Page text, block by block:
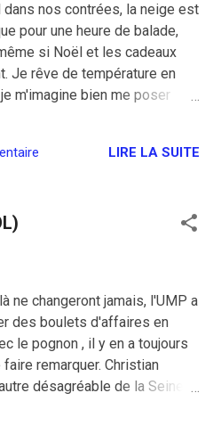
en défendant son pote
qui a foiré son
Il trouve hallucinant de faire
prison pour un mensonge
de revenus et trouve
péquin de base que je suis
euros d'amende. Autremen...
nos contrées, la neige est
pour une heure de balade,
si Noël et les cadeaux
Je rêve de température en
m'imagine bien me poser
www.dorismayday.com/
LIRE LA SUITE
ne changeront jamais, l'UMP a
des boulets d'affaires en
le pognon , il y en a toujours
faire remarquer. Christian
désagréable de la Seine-